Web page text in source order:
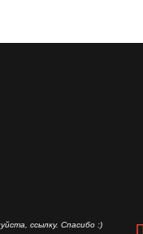
ссылку. Спасибо :)